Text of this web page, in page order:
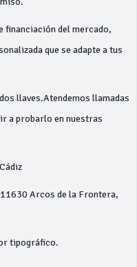
financiación del mercado,
que se adapte a tus
llaves.Atendemos llamadas
a probarlo en nuestras
Arcos de la Frontera,
tipográfico.